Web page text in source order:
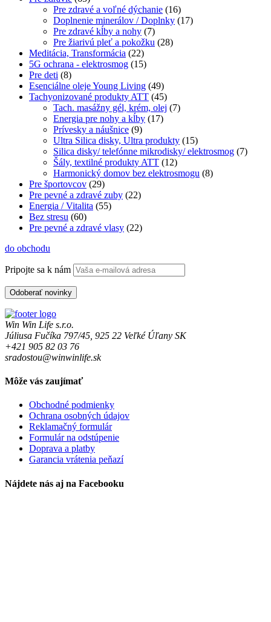
Pre zdravé a voľné dýchanie (16)
Doplnenie minerálov / Doplnky (17)
Pre zdravé kĺby a nohy (7)
Pre žiarivú pleť a pokožku (28)
Meditácia, Transformácia (22)
5G ochrana - elektrosmog (15)
Pre deti (8)
Esenciálne oleje Young Living (49)
Tachyonizované produkty ATT (45)
Tach. masážny gél, krém, olej (7)
Energia pre nohy a kĺby (17)
Prívesky a náušnice (9)
Ultra Silica disky, Ultra produkty (15)
Silica disky/ telefónne mikrodisky/ elektrosmog (7)
Šály, textilné produkty ATT (12)
Harmonický domov bez elektrosmogu (8)
Pre športovcov (29)
Pre pevné a zdravé zuby (22)
Energia / Vitalita (55)
Bez stresu (60)
Pre pevné a zdravé vlasy (22)
do obchodu
Pripojte sa k nám
Win Win Life s.r.o.
Júliusa Fučíka 797/45, 925 22 Veľké Úľany SK
+421 905 82 03 76
sradostou@winwinlife.sk
Môže vás zaujímať
Obchodné podmienky
Ochrana osobných údajov
Reklamačný formulár
Formulár na odstúpenie
Doprava a platby
Garancia vrátenia peňazí
Nájdete nás aj na Facebooku